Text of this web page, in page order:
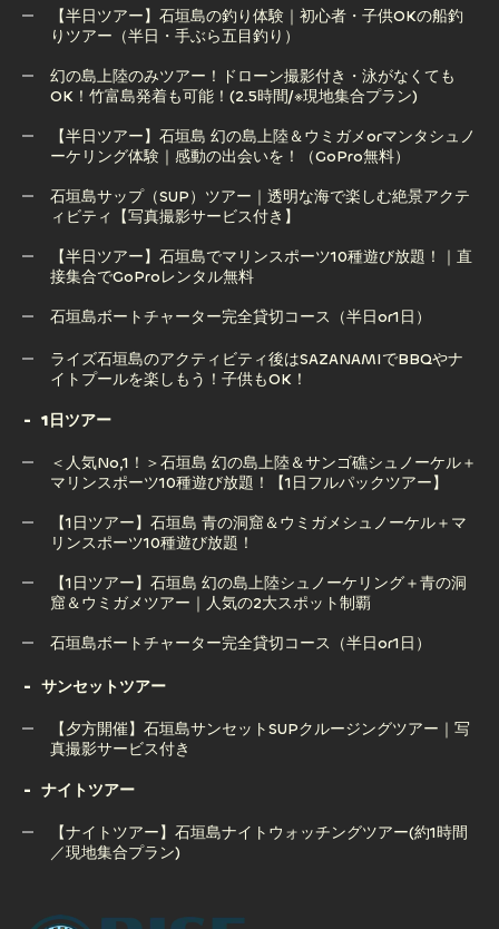
【半日ツアー】石垣島 青の洞窟＆ウミガメシュノーケリング
【半日ツアー】石垣島の釣り体験｜初心者・子供OKの船釣
りツアー（半日・手ぶら五目釣り）
【半日ツアー】石垣島の釣り体験｜初心者・子供OKの船釣
幻の島上陸のみツアー！ドローン撮影付き・泳がなくても
OK！竹富島発着も可能！(2.5時間/※現地集合プラン)
幻の島上陸のみツアー！ドローン撮影付き・泳がなくても
【半日ツアー】石垣島 幻の島上陸＆ウミガメorマンタシュノ
ーケリング体験｜感動の出会いを！（GoPro無料）
【半日ツアー】石垣島 幻の島上陸＆ウミガメorマンタシュノ
石垣島サップ（SUP）ツアー｜透明な海で楽しむ絶景アクテ
ィビティ【写真撮影サービス付き】
石垣島サップ（SUP）ツアー｜透明な海で楽しむ絶景アクテ
【半日ツアー】石垣島でマリンスポーツ10種遊び放題！｜直
接集合でGoProレンタル無料
接集合でGoProレンタル無料
石垣島ボートチャーター完全貸切コース（半日or1日）
石垣島ボートチャーター完全貸切コース（半日or1日）
ライズ石垣島のアクティビティ後はSAZANAMIでBBQやナ
イトプールを楽しもう！子供もOK！
イトプールを楽しもう！子供もOK！
1日ツアー
＜人気No,1！＞石垣島 幻の島上陸＆サンゴ礁シュノーケル＋
マリンスポーツ10種遊び放題！【1日フルパックツアー】
＜人気No,1！＞石垣島 幻の島上陸＆サンゴ礁シュノーケル＋
【1日ツアー】石垣島 青の洞窟＆ウミガメシュノーケル＋マ
リンスポーツ10種遊び放題！
【1日ツアー】石垣島 青の洞窟＆ウミガメシュノーケル＋マ
【1日ツアー】石垣島 幻の島上陸シュノーケリング＋青の洞
窟＆ウミガメツアー｜人気の2大スポット制覇
窟＆ウミガメツアー｜人気の2大スポット制覇
石垣島ボートチャーター完全貸切コース（半日or1日）
石垣島ボートチャーター完全貸切コース（半日or1日）
サンセットツアー
【夕方開催】石垣島サンセットSUPクルージングツアー｜写
真撮影サービス付き
【夕方開催】石垣島サンセットSUPクルージングツアー｜写
ナイトツアー
【ナイトツアー】石垣島ナイトウォッチングツアー(約1時間
／現地集合プラン)
／現地集合プラン)